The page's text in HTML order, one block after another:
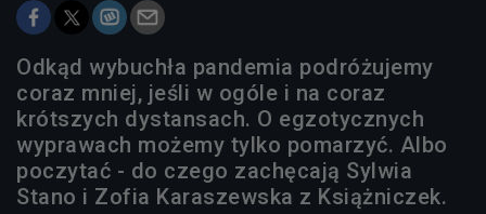
Odkąd wybuchła pandemia podróżujemy
coraz mniej, jeśli w ogóle i na coraz
krótszych dystansach. O egzotycznych
wyprawach możemy tylko pomarzyć. Albo
poczytać - do czego zachęcają Sylwia
Stano i Zofia Karaszewska z Książniczek.